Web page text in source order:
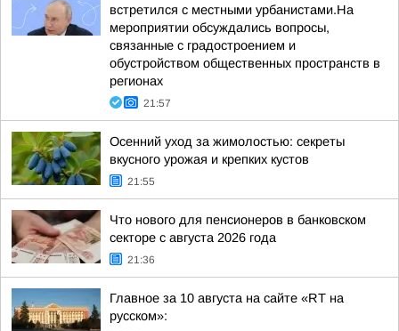
встретился с местными урбанистами.На
мероприятии обсуждались вопросы,
связанные с градостроением и
обустройством общественных пространств в
регионах
21:57
Осенний уход за жимолостью: секреты
вкусного урожая и крепких кустов
21:55
Что нового для пенсионеров в банковском
секторе с августа 2026 года
21:36
Главное за 10 августа на сайте «RT на
русском»: